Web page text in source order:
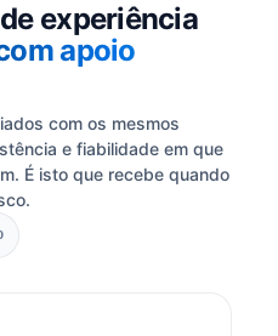
experiência
apoio
com os mesmos
e fiabilidade em que
É isto que recebe quando